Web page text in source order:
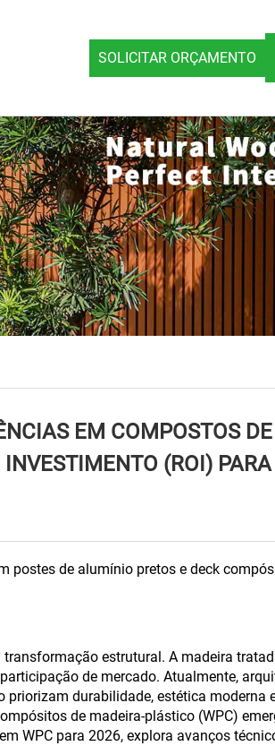
SOLICITAR ORÇAMENTO
EM COMPOSTOS
(ROI)
postes de alumínio pretos e deck
estrutural. A madeira
de mercado. Atualmente,
durabilidade, estética moderna
de madeira-plástico (WPC)
WPC para 2026, explora avanços